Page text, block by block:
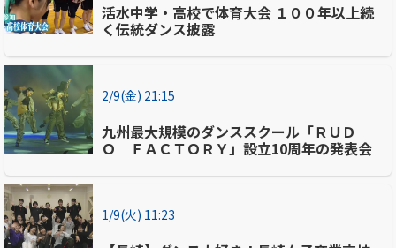
活水中学・高校で体育大会 １００年以上続
く伝統ダンス披露
2/9(金) 21:15
九州最大規模のダンススクール「ＲＵＤ
Ｏ ＦＡＣＴＯＲＹ」設立10周年の発表会
1/9(火) 11:23